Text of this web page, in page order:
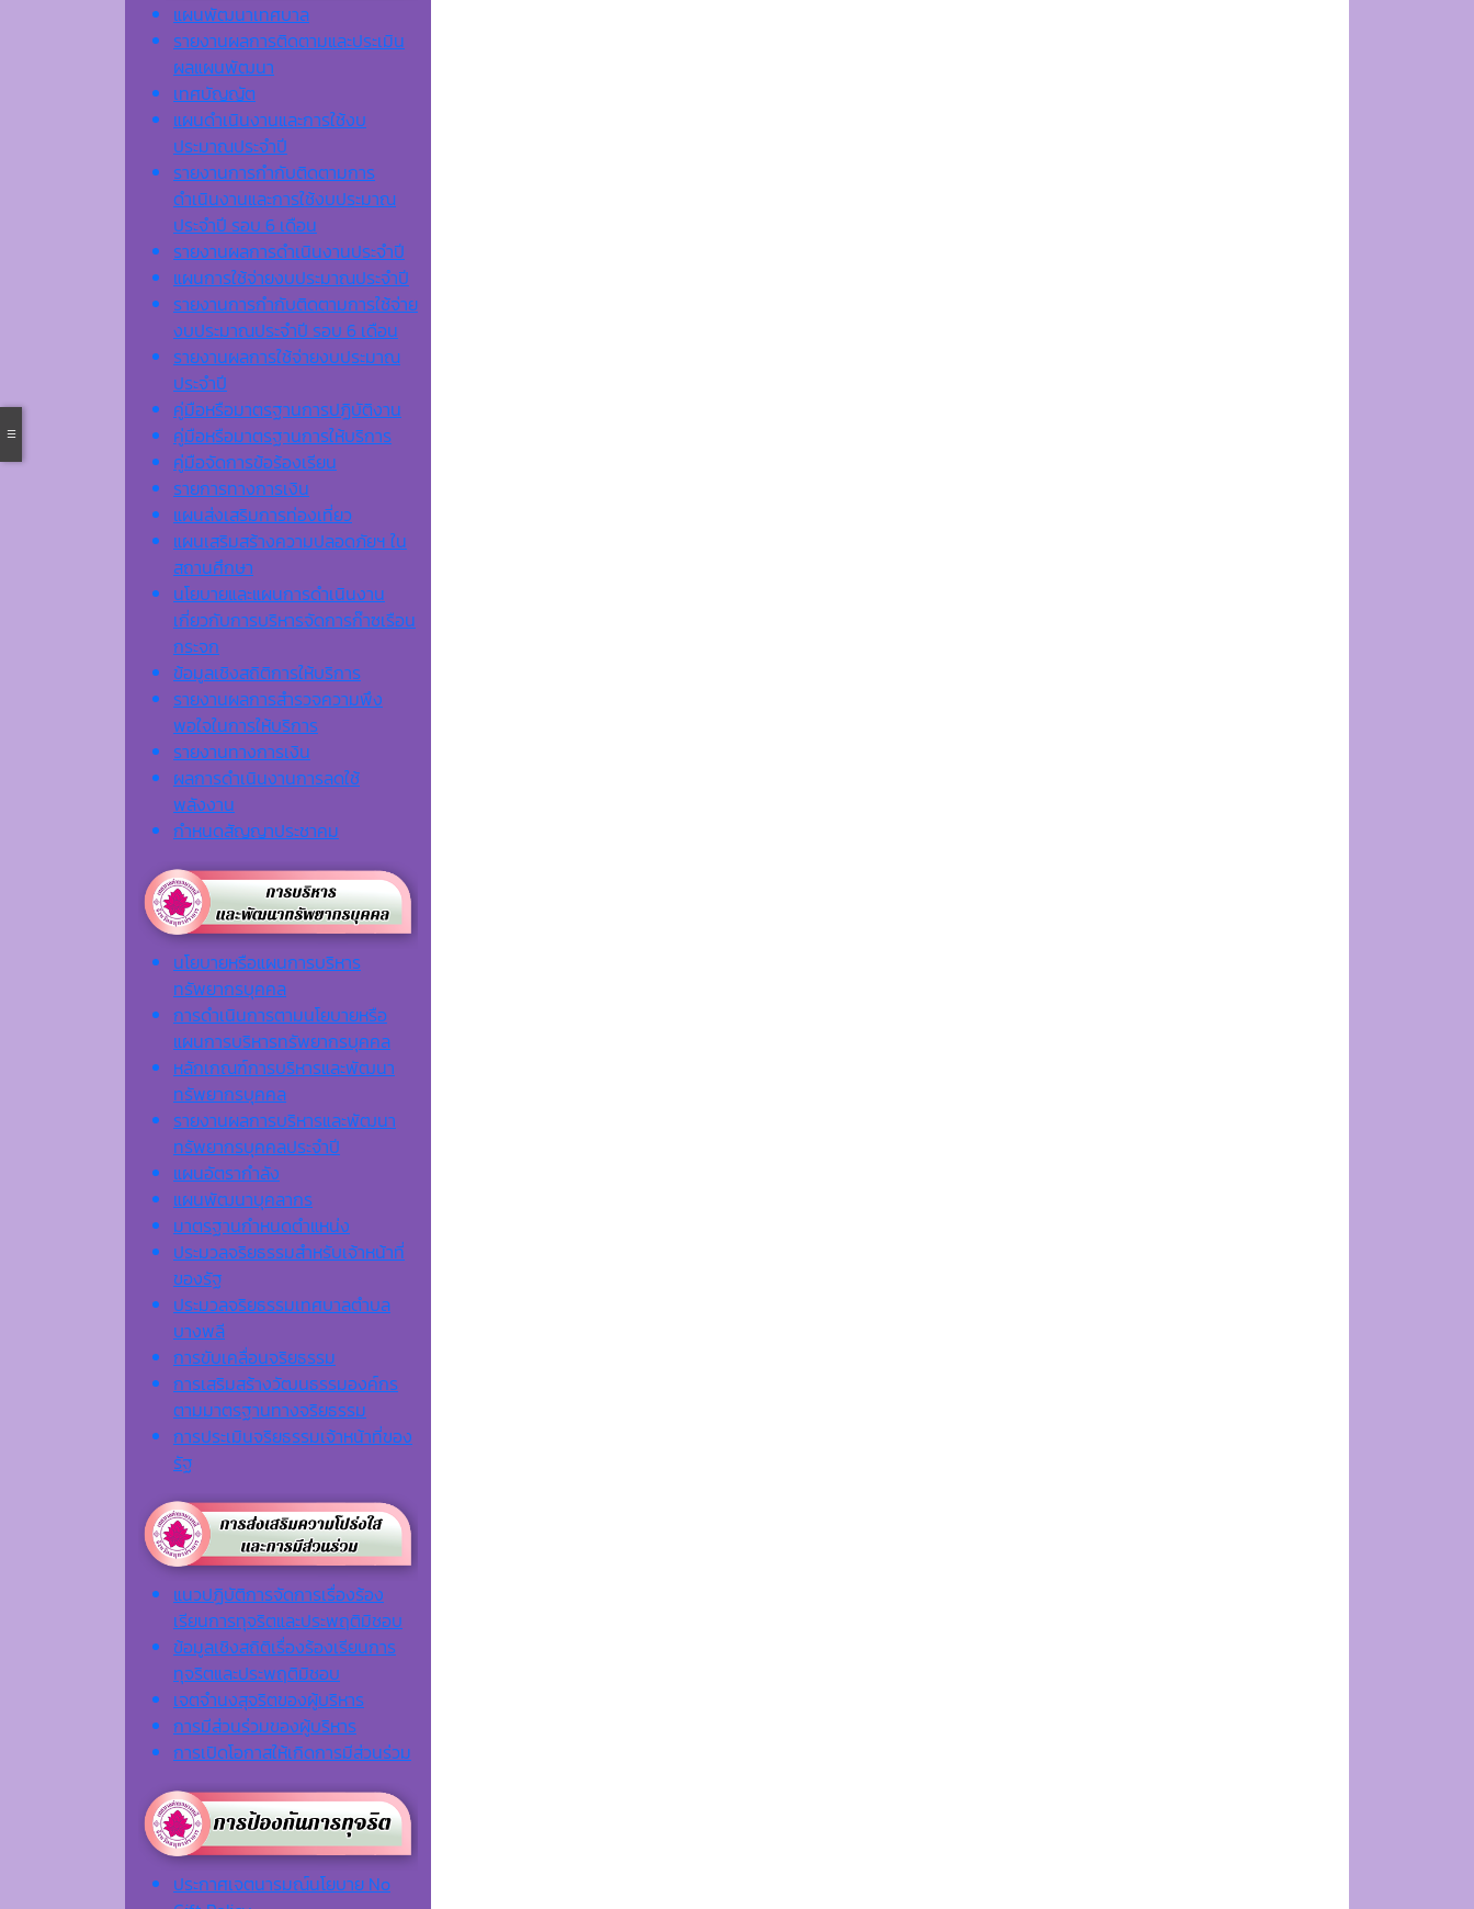
แผนพัฒนาเทศบาล
รายงานผลการติดตามและประเมิน
ผลแผนพัฒนา
เทศบัญญัต
แผนดำเนินงานและการใช้งบ
ประมาณประจำปี
รายงานการกำกับติดตามการ
ดำเนินงานและการใช้งบประมาณ
ประจำปี รอบ 6 เดือน
รายงานผลการดำเนินงานประจำปี
แผนการใช้จ่ายงบประมาณประจำปี
รายงานการกำกับติดตามการใช้จ่าย
งบประมาณประจำปี รอบ 6 เดือน
รายงานผลการใช้จ่ายงบประมาณ
ประจำปี
คู่มือหรือมาตรฐานการปฏิบัติงาน
คู่มือหรือมาตรฐานการให้บริการ
คู่มือจัดการข้อร้องเรียน
รายการทางการเงิน
แผนส่งเสริมการท่องเที่ยว
แผนเสริมสร้างความปลอดภัยฯ ใน
สถานศึกษา
นโยบายและแผนการดำเนินงาน
เกี่ยวกับการบริหารจัดการก๊าซเรือน
กระจก
ข้อมูลเชิงสถิติการให้บริการ
รายงานผลการสำรวจความพึง
พอใจในการให้บริการ
รายงานทางการเงิน
ผลการดำเนินงานการลดใช้
พลังงาน
กำหนดสัญญาประชาคม
นโยบายหรือแผนการบริหาร
ทรัพยากรบุคคล
การดำเนินการตามนโยบายหรือ
แผนการบริหารทรัพยากรบุคคล
หลักเกณฑ์การบริหารและพัฒนา
ทรัพยากรบุคคล
รายงานผลการบริหารและพัฒนา
ทรัพยากรบุคคลประจำปี
แผนอัตรากำลัง
แผนพัฒนาบุคลากร
มาตรฐานกำหนดตำแหน่ง
ประมวลจริยธรรมสำหรับเจ้าหน้าที่
ของรัฐ
ประมวลจริยธรรมเทศบาลตำบล
บางพลี
การขับเคลื่อนจริยธรรม
การเสริมสร้างวัฒนธรรมองค์กร
ตามมาตรฐานทางจริยธรรม
การประเมินจริยธรรมเจ้าหน้าที่ของ
รัฐ
แนวปฏิบัติการจัดการเรื่องร้อง
เรียนการทุจริตและประพฤติมิชอบ
ข้อมูลเชิงสถิติเรื่องร้องเรียนการ
ทุจริตและประพฤติมิชอบ
เจตจํานงสุจริตของผู้บริหาร
การมีส่วนร่วมของผู้บริหาร
การเปิดโอกาสให้เกิดการมีส่วนร่วม
ประกาศเจตนารมณ์นโยบาย No